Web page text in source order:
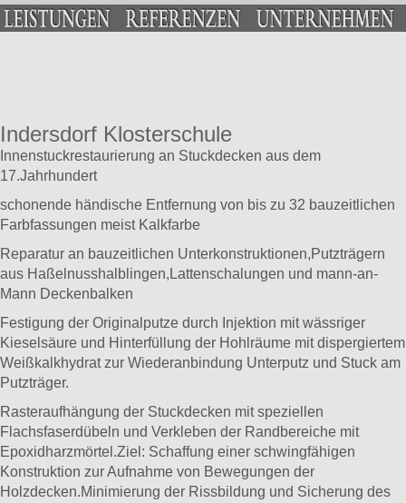
Indersdorf Klosterschule
Innenstuckrestaurierung an Stuckdecken aus dem
17.Jahrhundert
schonende händische Entfernung von bis zu 32 bauzeitlichen
Farbfassungen meist Kalkfarbe
Reparatur an bauzeitlichen Unterkonstruktionen,Putzträgern
aus Haßelnusshalblingen,Lattenschalungen und mann-an-
Mann Deckenbalken
Festigung der Originalputze durch Injektion mit wässriger
Kieselsäure und Hinterfüllung der Hohlräume mit dispergiertem
Weißkalkhydrat zur Wiederanbindung Unterputz und Stuck am
Putzträger.
Rasteraufhängung der Stuckdecken mit speziellen
Flachsfaserdübeln und Verkleben der Randbereiche mit
Epoxidharzmörtel.Ziel: Schaffung einer schwingfähigen
Konstruktion zur Aufnahme von Bewegungen der
Holzdecken.Minimierung der Rissbildung und Sicherung des